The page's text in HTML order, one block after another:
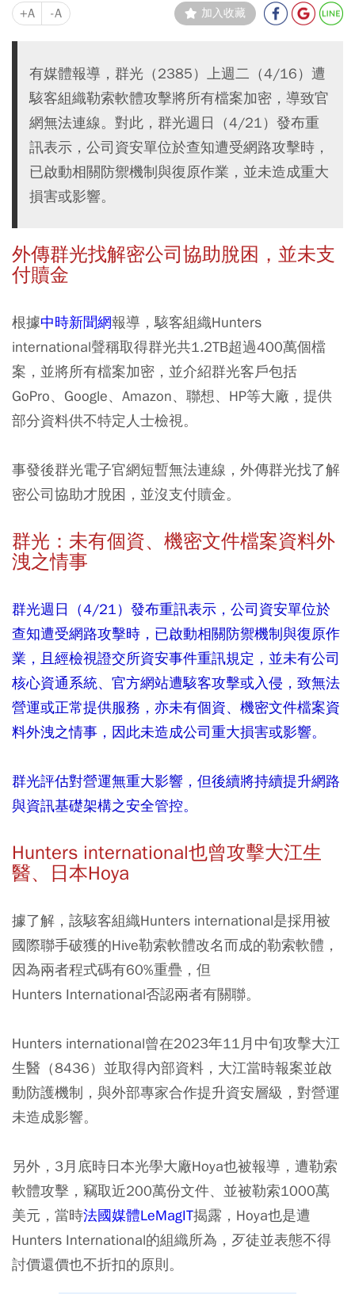
+A -A 加入收藏
有媒體報導，群光（2385）上週二（4/16）遭
駭客組織勒索軟體攻擊將所有檔案加密，導致官
網無法連線。對此，群光週日（4/21）發布重
訊表示，公司資安單位於查知遭受網路攻擊時，
已啟動相關防禦機制與復原作業，並未造成重大
損害或影響。
外傳群光找解密公司協助脫困，並未支
付贖金
根據中時新聞網報導，駭客組織Hunters
international聲稱取得群光共1.2TB超過400萬個檔
案，並將所有檔案加密，並介紹群光客戶包括
GoPro、Google、Amazon、聯想、HP等大廠，提供
部分資料供不特定人士檢視。
事發後群光電子官網短暫無法連線，外傳群光找了解
密公司協助才脫困，並沒支付贖金。
群光：未有個資、機密文件檔案資料外
洩之情事
群光週日（4/21）發布重訊表示，公司資安單位於
查知遭受網路攻擊時，已啟動相關防禦機制與復原作
業，且經檢視證交所資安事件重訊規定，並未有公司
核心資通系統、官方網站遭駭客攻擊或入侵，致無法
營運或正常提供服務，亦未有個資、機密文件檔案資
料外洩之情事，因此未造成公司重大損害或影響。
群光評估對營運無重大影響，但後續將持續提升網路
與資訊基礎架構之安全管控。
Hunters international也曾攻擊大江生
醫、日本Hoya
據了解，該駭客組織Hunters international是採用被
國際聯手破獲的Hive勒索軟體改名而成的勒索軟體，
因為兩者程式碼有60%重疊，但
Hunters International否認兩者有關聯。
Hunters international曾在2023年11月中旬攻擊大江
生醫（8436）並取得內部資料，大江當時報案並啟
動防護機制，與外部專家合作提升資安層級，對營運
未造成影響。
另外，3月底時日本光學大廠Hoya也被報導，遭勒索
軟體攻擊，竊取近200萬份文件、並被勒索1000萬
美元，當時法國媒體LeMagIT揭露，Hoya也是遭
Hunters International的組織所為，歹徒並表態不得
討價還價也不折扣的原則。